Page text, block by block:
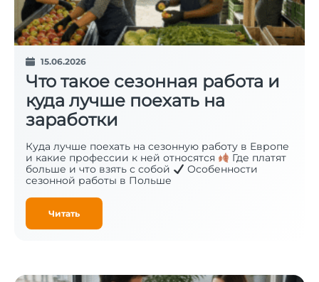
15.06.2026
Что такое сезонная работа и
куда лучше поехать на
заработки
Куда лучше поехать на сезонную работу в Европе
и какие профессии к ней относятся
Где платят
больше и что взять с собой
Особенности
сезонной работы в Польше
Читать